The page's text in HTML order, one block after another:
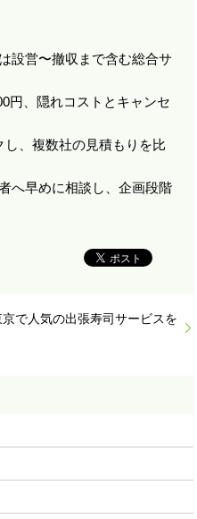
設営〜撤収まで含む総合サ
円、隠れコストとキャンセ
、複数社の見積もりを比
へ早めに相談し、企画段階
で人気の出張寿司サービスを